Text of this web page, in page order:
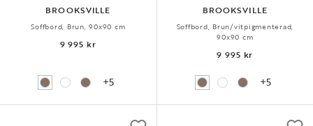
BROOKSVILLE
Soffbord, Brun, 90x90 cm
9 995 kr
+5
BROOKSVILLE
Soffbord, Brun/vitpigmenterad,
90x90 cm
9 995 kr
+5